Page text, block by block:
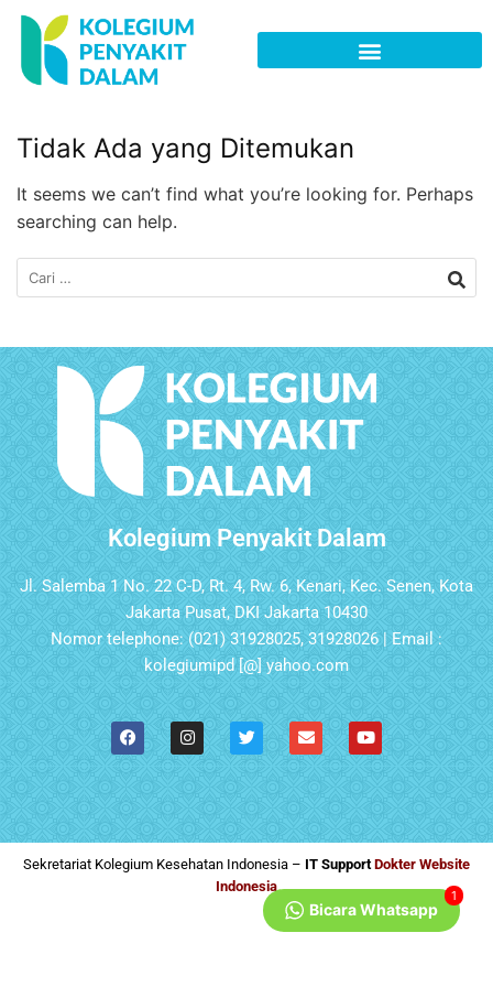
Tidak Ada yang Ditemukan
It seems we can’t find what you’re looking for. Perhaps
searching can help.
Kolegium Penyakit Dalam
Jl. Salemba 1 No. 22 C-D, Rt. 4, Rw. 6, Kenari, Kec. Senen, Kota
Jakarta Pusat, DKI Jakarta 10430
Nomor telephone: (021) 31928025, 31928026 | Email :
kolegiumipd [@] yahoo.com
Sekretariat Kolegium Kesehatan Indonesia – IT Support Dokter Website
Indonesia
Bicara Whatsapp
1